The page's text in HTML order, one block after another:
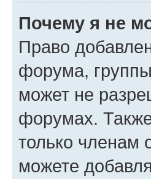
Почему я не
Право
форума,
может не
форумах.
только членам
можете